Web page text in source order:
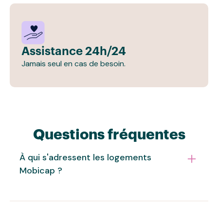
Assistance 24h/24
Jamais seul en cas de besoin.
Questions fréquentes
À qui s'adressent les logements
Mobicap ?